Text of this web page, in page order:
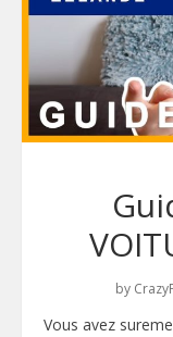
by
Vous avez